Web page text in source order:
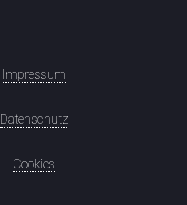
Impressum
Datenschutz
Cookies